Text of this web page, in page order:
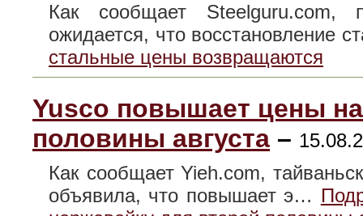
Как сообщает Steelguru.com,
ожидается, что восстановление
стальные цены возвращаются
Yusco повышает цены
половины августа –
Как сообщает Yieh.com,
объявила, что повышает э…